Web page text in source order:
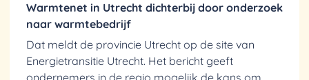
Warmtenet in Utrecht dichterbij door onderzoek
naar warmtebedrijf
Dat meldt de provincie Utrecht op de site van
Energietransitie Utrecht. Het bericht geeft
ondernemers in de regio mogelijk de kans om